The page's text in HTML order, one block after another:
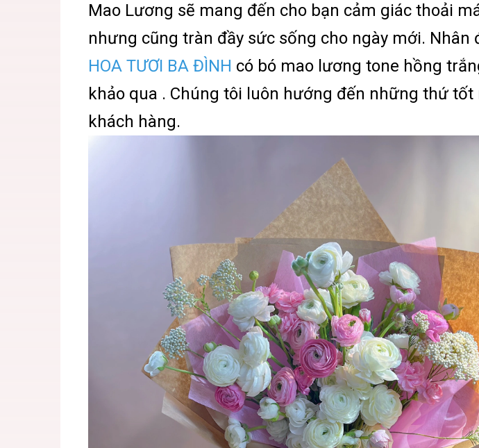
Mao Lương sẽ mang đến cho bạn cảm giác thoải
nhưng cũng tràn đầy sức sống cho ngày mới. Nhân
HOA TƯƠI BA ĐÌNH có bó mao lương tone hồng
khảo qua . Chúng tôi luôn hướng đến những thứ tốt
khách hàng.